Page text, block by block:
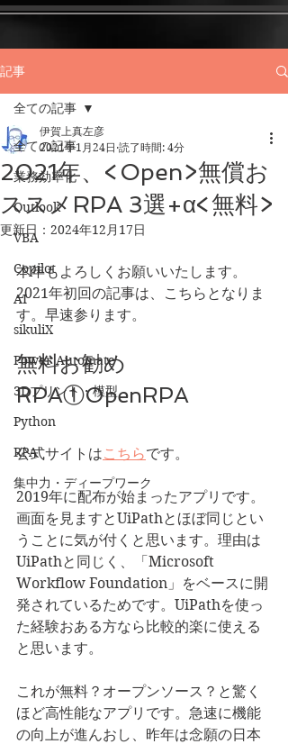
記事
全ての記事
業務効率化
Outlook
VBA
Copilot
AI
sikuliX
Power Automate
3Dプリント・模型
Python
RPA
集中力・ディープワーク
全ての記事
2021年、<Open>無償お
ススメRPA 3選+α<無料>
伊賀上真左彦
2021年1月24日 読了時間: 4分
更新日： 2024年12月17日
本年もよろしくお願いいたします。
2021年初回の記事は、こちらとなりま
す。早速参ります。
無料お勧め
RPA①OpenRPA
公式サイトはこちらです。
2019年に配布が始まったアプリです。
画面を見ますとUiPathとほぼ同じとい
うことに気が付くと思います。理由は
UiPathと同じく、「Microsoft
Workflow Foundation」をベースに開
発されているためです。UiPathを使っ
た経験おある方なら比較的楽に使える
と思います。
これが無料？オープンソース？と驚く
ほど高性能なアプリです。急速に機能
の向上が進んおし、昨年は念願の日本